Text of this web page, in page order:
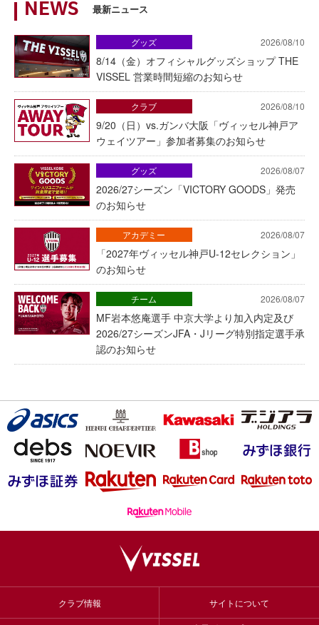
NEWS 最新ニュース
2026/08/10
8/14（金）オフィシャルグッズショップ THE
VISSEL 営業時間短縮のお知らせ
グッズ
2026/08/10
9/20（日）vs.ガンバ大阪「ヴィッセル神戸ア
ウェイツアー」参加者募集のお知らせ
クラブ
2026/08/07
2026/27シーズン「VICTORY GOODS」発売
のお知らせ
グッズ
2026/08/07
「2027年ヴィッセル神戸U-12セレクション」
のお知らせ
アカデミー
2026/08/07
MF岩本悠庵選手 中京大学より加入内定及び
2026/27シーズンJFA・Jリーグ特別指定選手承
認のお知らせ
チーム
クラブ情報 サイトについて